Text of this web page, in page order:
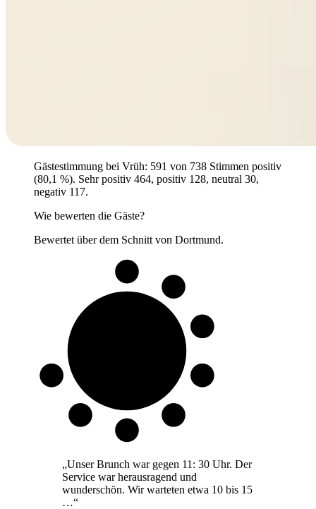
Gästestimmung bei Vrüh: 591 von 738 Stimmen positiv
(80,1 %). Sehr positiv 464, positiv 128, neutral 30,
negativ 117.
Wie bewerten die Gäste?
Bewertet über dem Schnitt von Dortmund.
„Unser Brunch war gegen 11: 30 Uhr. Der
Service war herausragend und
wunderschön. Wir warteten etwa 10 bis 15
…“